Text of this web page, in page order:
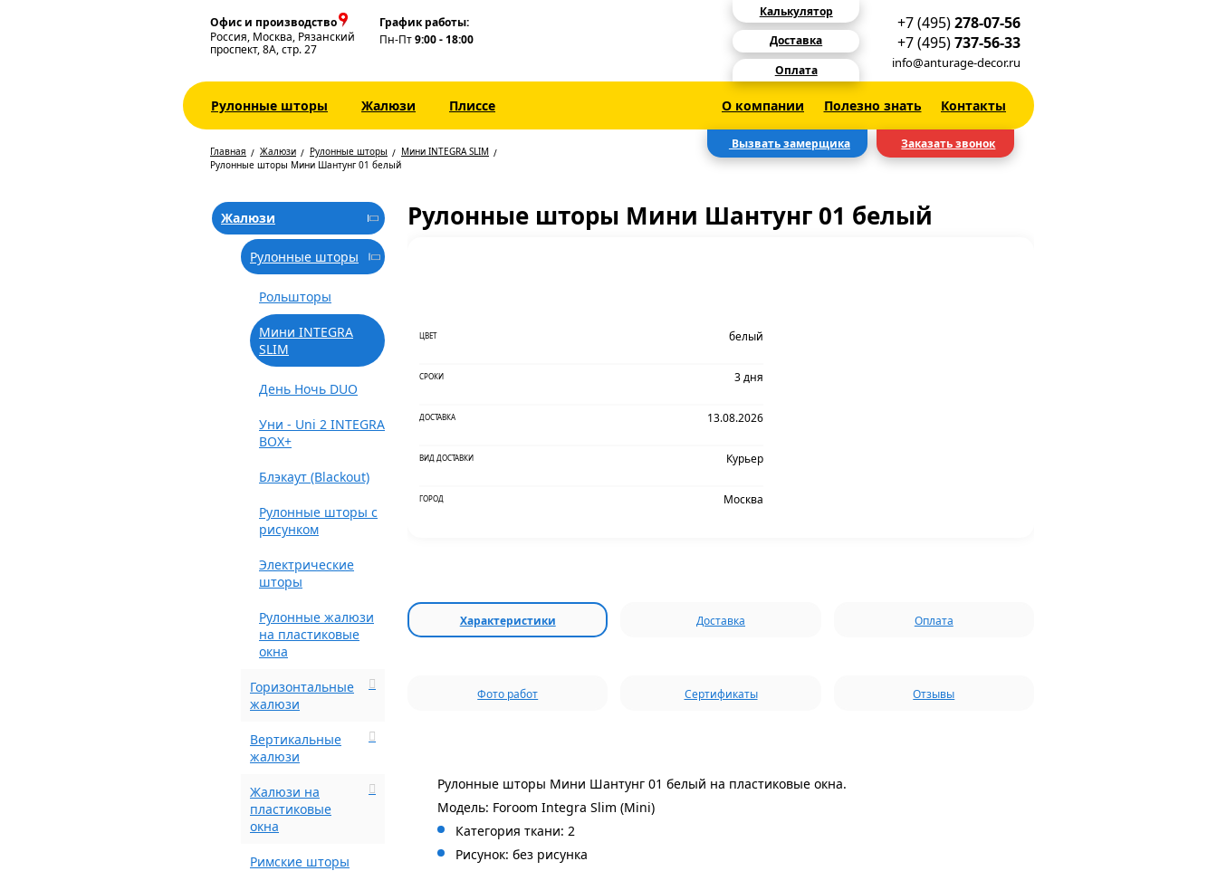
Офис и производство
Россия, Москва, Рязанский
проспект, 8А, стр. 27
График работы:
Пн-Пт9:00 - 18:00
Калькулятор
Доставка
Оплата
+7 (495)278-07-56
+7 (495)737-56-33
info@anturage-decor.ru
Рулонные шторы Жалюзи Плиссе О компании Полезно знать Контакты
Вызвать замерщика Заказать звонок
Главная Жалюзи Рулонные шторы
Мини INTEGRA SLIM
Рулонные шторы Мини Шантунг 01 белый
Жалюзи
Рулонные шторы
Рольшторы
Мини INTEGRA
SLIM
День Ночь DUO
Уни - Uni 2 INTEGRA
BOX+
Блэкаут (Blackout)
Рулонные шторы с
рисунком
Электрические
шторы
Рулонные жалюзи
на пластиковые
окна
Горизонтальные
жалюзи
Вертикальные
жалюзи
Жалюзи на
пластиковые
окна
Римские шторы
Рулонные шторы Мини Шантунг 01 белый
ЦВЕТ белый
СРОКИ 3 дня
ДОСТАВКА 13.08.2026
ВИД ДОСТАВКИ Курьер
ГОРОД Москва
Характеристики Доставка Оплата
Фото работ Сертификаты Отзывы
Рулонные шторы Мини Шантунг 01 белый на пластиковые окна.
Модель: Foroom Integra Slim (Mini)
Категория ткани: 2
Рисунок: без рисунка